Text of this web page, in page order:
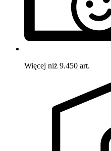
Więcej niż 9.450 art.